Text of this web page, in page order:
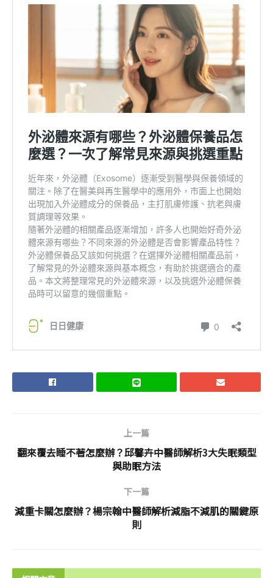
上一篇
翻來覆去睡不著怎麼辦？邱馨卉中醫師解析3大失眠類型
與助眠方法
下一篇
減重卡關怎麼辦？楊宗翰中醫師解析減脂不減肌的關鍵原
則